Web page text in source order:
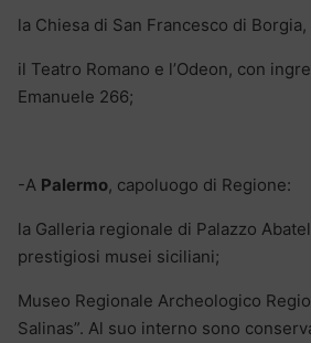
la Chiesa di San Francesco di
il Teatro Romano e l’Odeon, con
Emanuele 266;
-A Palermo, capoluogo di Regione:
la Galleria regionale di Palazzo
prestigiosi musei siciliani;
Museo Regionale Archeologico
Salinas”. Al suo interno sono